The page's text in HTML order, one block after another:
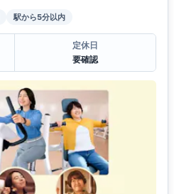
駅から5分以内
定休日
要確認